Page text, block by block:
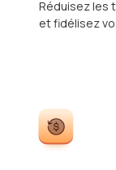
Réduisez les
et fidélisez